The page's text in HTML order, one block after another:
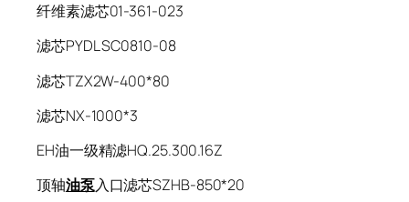
纤维素滤芯01-361-023
滤芯PYDL SC0810-08
滤芯TZX2W-400*80
滤芯NX-1000*3
EH油一级精滤HQ.25.300.16Z
顶轴油泵入口滤芯SZHB-850*20